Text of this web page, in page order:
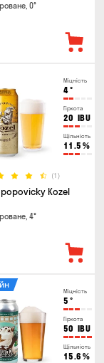
0°
Міцність
4°
Гіркота
20 IBU
Щільність
11.5 %
(1)
Kozel
4°
Міцність
5 °
Гіркота
50 IBU
Щільність
15.6 %